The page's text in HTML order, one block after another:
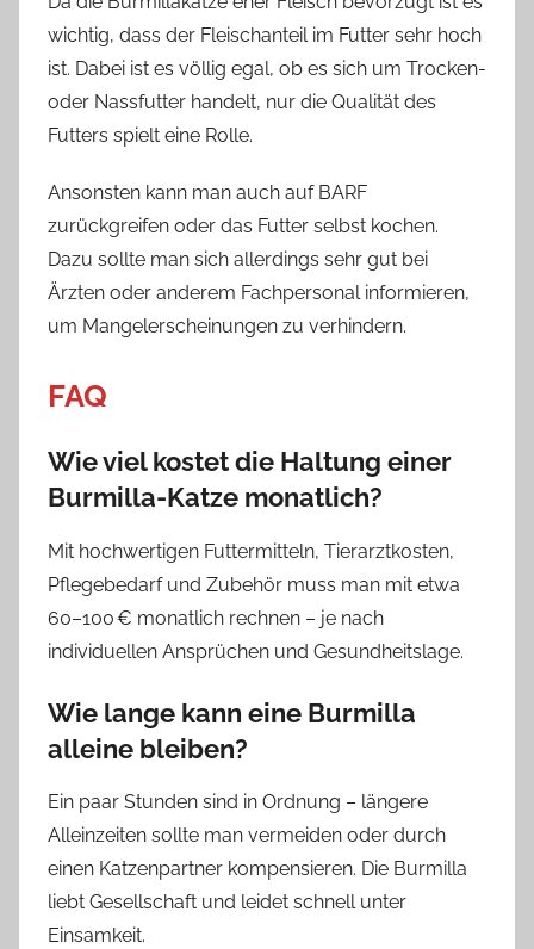
wichtig, dass der Fleischanteil im Futter sehr hoch
ist. Dabei ist es völlig egal, ob es sich um Trocken-
oder Nassfutter handelt, nur die Qualität des
Futters spielt eine Rolle.
Ansonsten kann man auch auf BARF
zurückgreifen oder das Futter selbst kochen.
Dazu sollte man sich allerdings sehr gut bei
Ärzten oder anderem Fachpersonal informieren,
um Mangelerscheinungen zu verhindern.
FAQ
Wie viel kostet die Haltung einer
Burmilla-Katze monatlich?
Mit hochwertigen Futtermitteln, Tierarztkosten,
Pflegebedarf und Zubehör muss man mit etwa
60–100 € monatlich rechnen – je nach
individuellen Ansprüchen und Gesundheitslage.
Wie lange kann eine Burmilla
alleine bleiben?
Ein paar Stunden sind in Ordnung – längere
Alleinzeiten sollte man vermeiden oder durch
einen Katzenpartner kompensieren. Die Burmilla
liebt Gesellschaft und leidet schnell unter
Einsamkeit.